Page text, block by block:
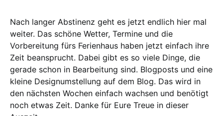
Nach langer Abstinenz geht es jetzt endlich hier mal
weiter. Das schöne Wetter, Termine und die
Vorbereitung fürs Ferienhaus haben jetzt einfach ihre
Zeit beansprucht. Dabei gibt es so viele Dinge, die
gerade schon in Bearbeitung sind. Blogposts und eine
kleine Designumstellung auf dem Blog. Das wird in
den nächsten Wochen einfach wachsen und benötigt
noch etwas Zeit. Danke für Eure Treue in dieser